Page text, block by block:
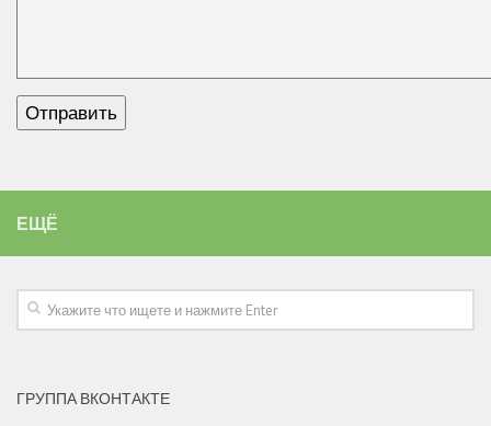
ЕЩЁ
ГРУППА ВКОНТАКТЕ